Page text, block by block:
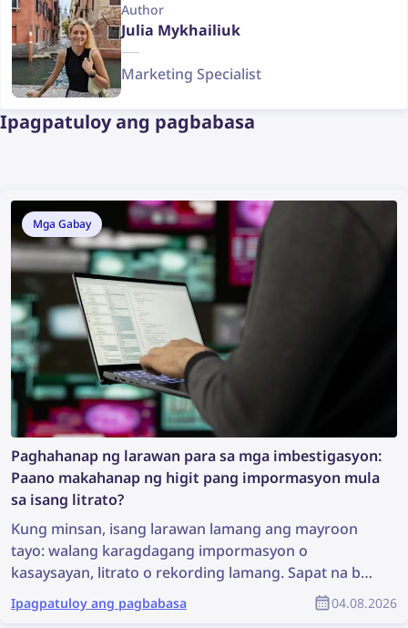
Author
Julia Mykhailiuk
Marketing Specialist
Ipagpatuloy ang pagbabasa
Mga Gabay
Paghahanap ng larawan para sa mga imbestigasyon:
Paano makahanap ng higit pang impormasyon mula
sa isang litrato?
Kung minsan, isang larawan lamang ang mayroon
tayo: walang karagdagang impormasyon o
kasaysayan, litrato o rekording lamang. Sapat na ba
iyon upang magsimula ng imbestigasyon? Maaaring
hindi ito ang pinakamainam na sitwasyon, ngunit
Ipagpatuloy ang pagbabasa 04.08.2026